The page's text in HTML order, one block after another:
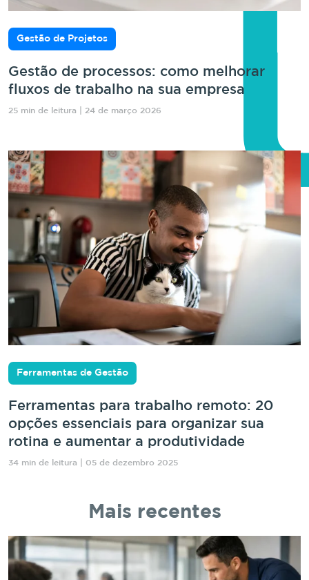
Gestão de Projetos
Gestão de processos: como melhorar
fluxos de trabalho na sua empresa
25 min de leitura | 24 de março 2026
Ferramentas de Gestão
Ferramentas para trabalho remoto: 20
opções essenciais para organizar sua
rotina e aumentar a produtividade
34 min de leitura | 05 de dezembro 2025
Mais recentes